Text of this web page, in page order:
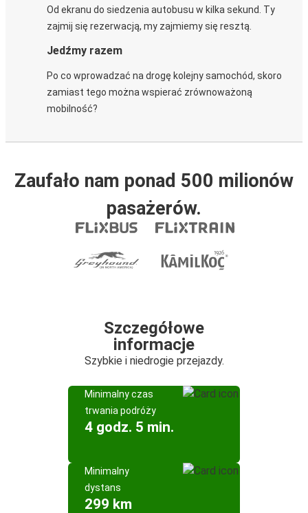
Od ekranu do siedzenia autobusu w kilka sekund. Ty
zajmij się rezerwacją, my zajmiemy się resztą.
Jedźmy razem
Po co wprowadzać na drogę kolejny samochód, skoro
zamiast tego można wspierać zrównoważoną
mobilność?
Zaufało nam ponad 500 milionów
pasażerów.
Szczegółowe
informacje
Szybkie i niedrogie przejazdy.
Minimalny czas
trwania podróży
4 godz. 5 min.
Minimalny
dystans
299 km